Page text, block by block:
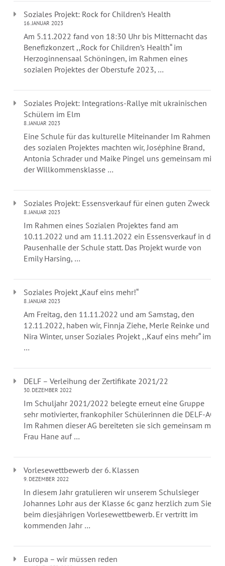
Soziales Projekt: Rock for Children’s Health
16. JANUAR 2023
Am 5.11.2022 fand von 18:30 Uhr bis Mitternacht das
Benefizkonzert ,,Rock for Children’s Health“ im
Herzoginnensaal Schöningen, im Rahmen eines
sozialen Projektes der Oberstufe 2023, …
Soziales Projekt: Integrations-Rallye mit ukrainischen
Schülern im Elm
8. JANUAR 2023
Eine Schule für das kulturelle Miteinander Im Rahmen
des sozialen Projektes machten wir, Joséphine Brand,
Antonia Schrader und Maike Pingel uns gemeinsam mit
der Willkommensklasse …
Soziales Projekt: Essensverkauf für einen guten Zweck
8. JANUAR 2023
Im Rahmen eines Sozialen Projektes fand am
10.11.2022 und am 11.11.2022 ein Essensverkauf in der
Pausenhalle der Schule statt. Das Projekt wurde von
Emily Harsing, …
Soziales Projekt „Kauf eins mehr!“
8. JANUAR 2023
Am Freitag, den 11.11.2022 und am Samstag, den
12.11.2022, haben wir, Finnja Ziehe, Merle Reinke und
Nira Winter, unser Soziales Projekt ,,Kauf eins mehr“ im
…
DELF – Verleihung der Zertifikate 2021/22
30. DEZEMBER 2022
Im Schuljahr 2021/2022 belegte erneut eine Gruppe
sehr motivierter, frankophiler Schülerinnen die DELF-AG.
Im Rahmen dieser AG bereiteten sie sich gemeinsam mit
Frau Hane auf …
Vorlesewettbewerb der 6. Klassen
9. DEZEMBER 2022
In diesem Jahr gratulieren wir unserem Schulsieger
Johannes Lohr aus der Klasse 6c ganz herzlich zum Sieg
beim diesjährigen Vorlesewettbewerb. Er vertritt im
kommenden Jahr …
Europa – wir müssen reden